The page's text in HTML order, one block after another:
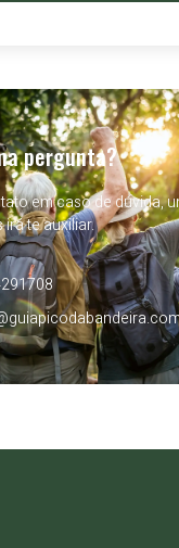
pergunta?
em caso de dúvida,
te auxiliar.